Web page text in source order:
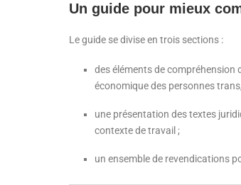
Un guide pour mieux
Le guide se divise en trois sections :
des éléments de compréhension
économique des personnes
une présentation des textes
contexte de travail ;
un ensemble de revendications